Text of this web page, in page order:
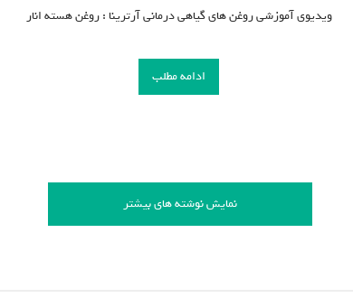
ویدیوی آموزشی روغن های گیاهی درمانی آرترینا : روغن هسته انار
ادامه مطلب
نمایش نوشته های بیشتر